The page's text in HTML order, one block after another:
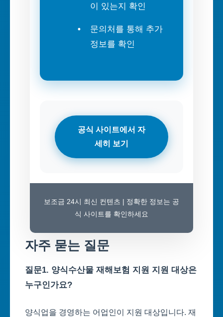
이 있는지 확인
문의처를 통해 추가
정보를 확인
공식 사이트에서 자
세히 보기
보조금 24시 최신 컨텐츠 | 정확한 정보는 공
식 사이트를 확인하세요
자주 묻는 질문
질문1. 양식수산물 재해보험 지원 지원 대상은
누구인가요?
양식업을 경영하는 어업인이 지원 대상입니다. 재